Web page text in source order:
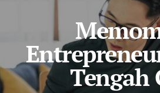
Tengah